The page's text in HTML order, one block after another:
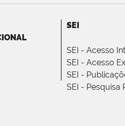
SEI
SEI - Acesso
SEI - Acesso
SEI -
SEI - Pesquisa